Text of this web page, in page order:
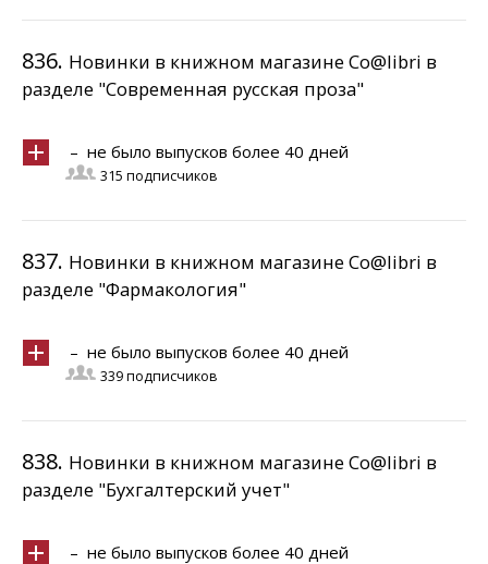
836. Новинки в книжном магазине Co@libri в
разделе "Современная русская проза"
– не было выпусков более 40 дней
315 подписчиков
837. Новинки в книжном магазине Co@libri в
разделе "Фармакология"
– не было выпусков более 40 дней
339 подписчиков
838. Новинки в книжном магазине Co@libri в
разделе "Бухгалтерский учет"
– не было выпусков более 40 дней